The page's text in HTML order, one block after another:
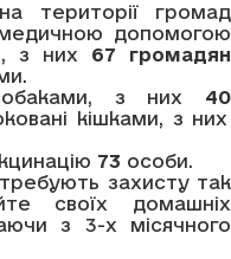
на території громад
медичною допомогою
, з них 67
громадян
з них 40
кішками, з них
73 особи.
захисту так
своїх домашніх
з 3-х місячного